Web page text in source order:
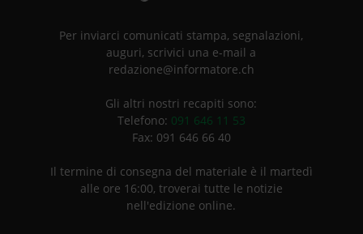
Per inviarci comunicati stampa, segnalazioni,
auguri, scrivici una e-mail a
redazione@informatore.ch
Gli altri nostri recapiti sono:
Telefono: 091 646 11 53
Fax: 091 646 66 40
Il termine di consegna del materiale è il martedì
alle ore 16:00, troverai tutte le notizie
nell'edizione online.